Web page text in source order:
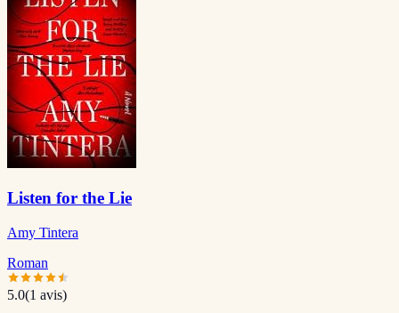
Listen for the Lie
Amy Tintera
Roman
5.0(1 avis)